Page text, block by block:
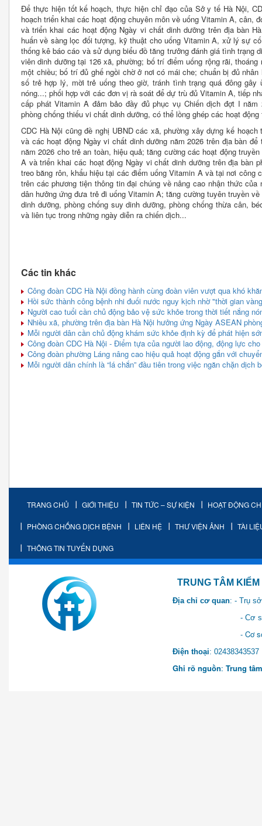
Để thực hiện tốt kế hoạch, thực hiện chỉ đạo của Sở y tế Hà Nội,
hoạch triển khai các hoạt động chuyên môn về uống Vitamin A, cân,
và triển khai các hoạt động Ngày vi chất dinh dưỡng trên địa bàn
huấn về sàng lọc đối tượng, kỹ thuật cho uống Vitamin A, xử lý sự
thống kê báo cáo và sử dụng biểu đồ tăng trưởng đánh giá tình trạng
viên dinh dưỡng tại 126 xã, phường; bố trí điểm uống rộng rãi,
một chiều; bố trí đủ ghế ngồi chờ ở nơi có mái che; chuẩn bị đủ
số trẻ hợp lý, mời trẻ uống theo giờ, tránh tình trạng quá đông gây
nóng...; phối hợp với các đơn vị rà soát để dự trù đủ Vitamin A, tiếp
cấp phát Vitamin A đảm bảo đầy đủ phục vụ Chiến dịch đợt I
phòng chống thiếu vi chất dinh dưỡng, có thể lồng ghép các hoạt
CDC Hà Nội cũng đề nghị UBND các xã, phường xây dựng kế
và các hoạt động Ngày vi chất dinh dưỡng năm 2026 trên địa bàn
năm 2026 cho trẻ an toàn, hiệu quả; tăng cường các hoạt động
A và triển khai các hoạt động Ngày vi chất dinh dưỡng trên địa bàn
treo băng rôn, khẩu hiệu tại các điểm uống Vitamin A và tại nơi công
trên các phương tiện thông tin đại chúng về nâng cao nhận thức
dân hưởng ứng đưa trẻ đi uống Vitamin A; tăng cường tuyên truyền
dinh dưỡng, phòng chống suy dinh dưỡng, phòng chống thừa cân,
và liên tục trong những ngày diễn ra chiến dịch...
Các tin khác
Công đoàn CDC Hà Nội đồng hành cùng đoàn viên vượt qua khó
Hồi sức thành công bệnh nhi đuối nước nguy kịch nhờ "thời gian
Người cao tuổi cần chủ động bảo vệ sức khỏe trong thời tiết nắng
Nhiều xã, phường trên địa bàn Hà Nội hưởng ứng Ngày ASEAN
Mỗi người dân cần chủ động khám sức khỏe định kỳ để phát hiện
Công đoàn CDC Hà Nội - Điểm tựa của người lao động, động lực
Công đoàn phường Láng nâng cao hiệu quả hoạt động gắn với
Mỗi người dân chính là “lá chắn” đầu tiên trong việc ngăn chặn dịch
TRANG CHỦ GIỚI THIỆU TIN TỨC – SỰ KIỆN HOẠT ĐỘNG
PHÒNG CHỐNG DỊCH BỆNH LIÊN HỆ THƯ VIỆN ẢNH TÀI
THÔNG TIN TUYỂN DỤNG
TRUNG TÂM KIỂM SOÁT
Địa chỉ cơ quan: - Trụ
- Cơ sở 2: Khu Hành
- Cơ sở 3: Số 1 Ngõ 2
Điện thoại:
Ghi rõ nguồn: Trung